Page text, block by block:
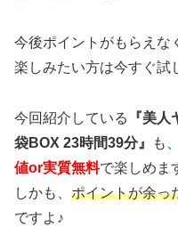
今後ポイントがもらえな
楽しみたい方は今すぐ試
今回紹介している
『美
袋BOX 23時間39分』
も、
値or実質無料で楽しめま
しかも、 ポイントが余っ
ですよ♪